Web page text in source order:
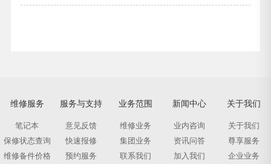
进水后应急补救方法：①关闭电源.一般来说,笔记本电脑在使用水
维修服务
笔记本
保修状态查询
维修备件价格
服务与支持
意见反馈
快速报修
预约服务
业务范围
维修业务
集团业务
联系我们
新闻中心
业内咨询
资讯问答
加入我们
关于我们
关于我们
尊享服务
企业业务